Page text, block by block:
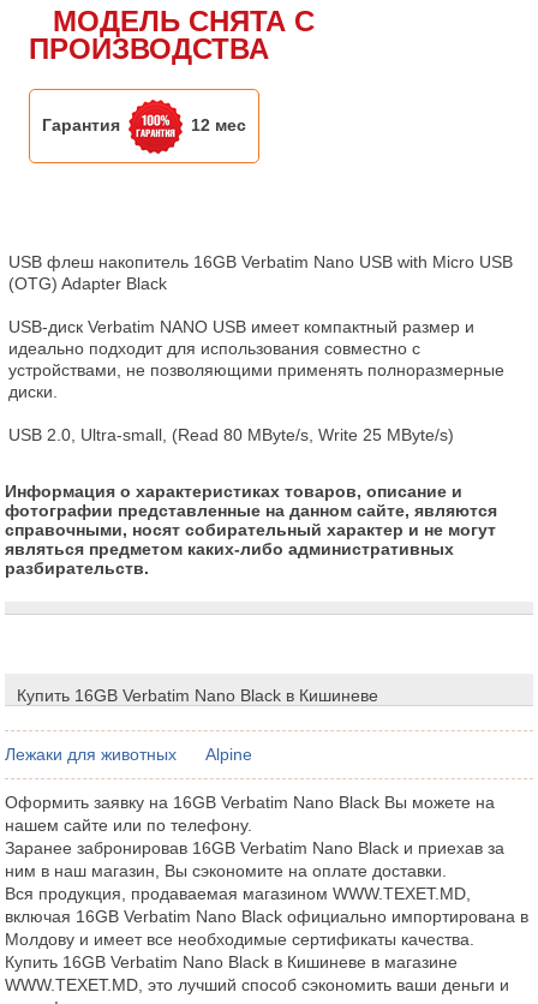
МОДЕЛЬ СНЯТА С
ПРОИЗВОДСТВА
Гарантия 12 мес
USB флеш накопитель 16GB Verbatim Nano USB with Micro USB
(OTG) Adapter Black
USB-диск Verbatim NANO USB имеет компактный размер и
идеально подходит для использования совместно с
устройствами, не позволяющими применять полноразмерные
диски.
USB 2.0, Ultra-small, (Read 80 MByte/s, Write 25 MByte/s)
Информация о характеристиках товаров, описание и
фотографии представленные на данном сайте, являются
справочными, носят собирательный характер и не могут
являться предметом каких-либо административных
разбирательств.
Купить 16GB Verbatim Nano Black в Кишиневе
Лежаки для животных Alpine
Оформить заявку на 16GB Verbatim Nano Black Вы можете на
нашем сайте или по телефону.
Заранее забронировав 16GB Verbatim Nano Black и приехав за
ним в наш магазин, Вы сэкономите на оплате доставки.
Вся продукция, продаваемая магазином WWW.TEXET.MD,
включая 16GB Verbatim Nano Black официально импортирована в
Молдову и имеет все необходимые сертификаты качества.
Купить 16GB Verbatim Nano Black в Кишиневе в магазине
WWW.TEXET.MD, это лучший способ сэкономить ваши деньги и